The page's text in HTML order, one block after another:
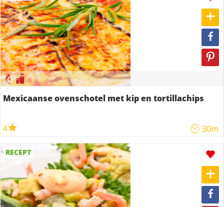
Mexicaanse ovenschotel met kip en tortillachips
4 30m
RECEPT